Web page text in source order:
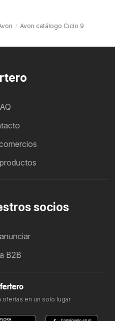
Avon catálogo Ciclo 9
socios
B2B
en un solo lugar